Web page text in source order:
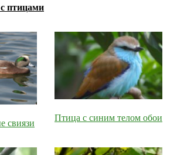
птицами
свиязи
Птица с синим телом обои